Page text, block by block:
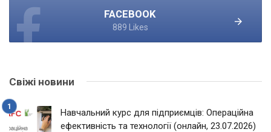
FACEBOOK
889 Likes
Свіжі новини
Навчальний курс для підприємців: Операційна
ефективність та технології (онлайн, 23.07.2026)